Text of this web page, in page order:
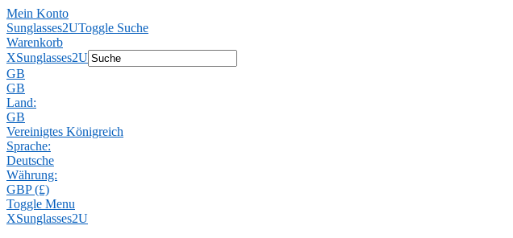
Mein Konto
Sunglasses2UToggle Suche
Warenkorb
XSunglasses2U
GB
GB
Land:
GB
Vereinigtes Königreich
Sprache:
Deutsche
Währung:
GBP (£)
Toggle Menu
XSunglasses2U